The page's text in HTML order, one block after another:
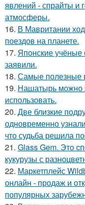
явлений - спрайты и
атмосферы.
16. В Мавритании
поездов на планете.
17. Японские
заявили.
18. Самые полезные
19. Нашатырь можно
использовать.
20. Две близкие
одновременно
что судьба решила
21. Glass Gem. Этo
кукурузы с
22. Маркетплейс
онлайн - продаж и
популярных